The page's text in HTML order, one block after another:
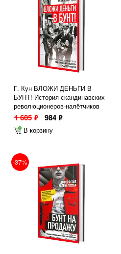
Г. Кун ВЛОЖИ ДЕНЬГИ В
БУНТ! История скандинавских
революционеров-налётчиков
1 605 ф 984 ф
В корзину
-37%